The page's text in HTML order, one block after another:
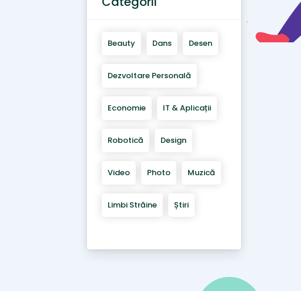
Beauty Dans Desen
Dezvoltare Personală
Economie IT & Aplicații
Robotică Design
Video Photo Muzică
Limbi Străine Știri